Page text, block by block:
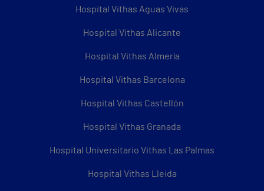
Hospital Vithas Aguas Vivas
Hospital Vithas Alicante
Hospital Vithas Almería
Hospital Vithas Barcelona
Hospital Vithas Castellón
Hospital Vithas Granada
Hospital Universitario Vithas Las Palmas
Hospital Vithas Lleida